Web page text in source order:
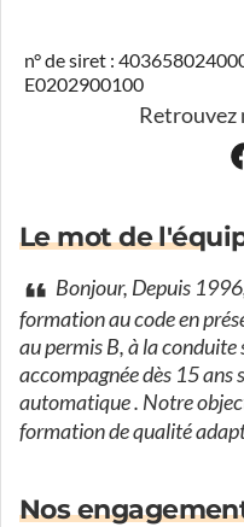
n° de siret :
E0202900100
Retrouvez
Le mot de
Bonjour, Depuis
formation au code en
au permis B, à la
accompagnée dès 15 ans
automatique . Notre
formation de qualité
Nos